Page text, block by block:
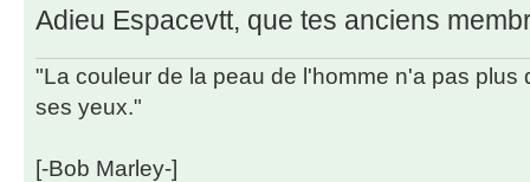
Adieu Espacevtt, que tes anciens
"La couleur de la peau de l'homme n'a pas plus
ses yeux."
[-Bob Marley-]